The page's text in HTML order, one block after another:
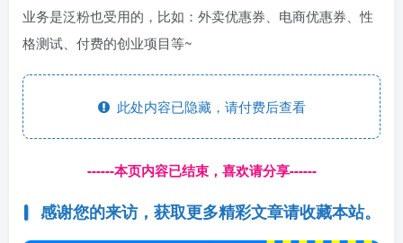
业务是泛粉也受用的，比如：外卖优惠券、电商优惠券、性
格测试、付费的创业项目等~
此处内容已隐藏，请付费后查看
------本页内容已结束，喜欢请分享------
感谢您的来访，获取更多精彩文章请收藏本站。